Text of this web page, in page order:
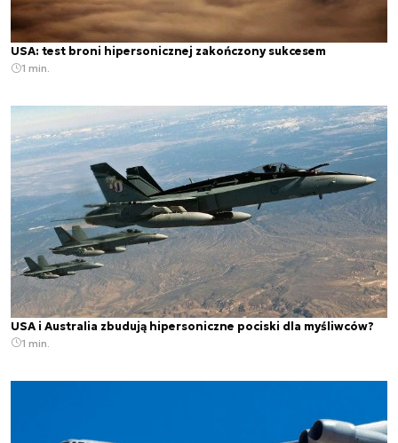
USA: test broni hipersonicznej zakończony sukcesem
1 min.
USA i Australia zbudują hipersoniczne pociski dla myśliwców?
1 min.